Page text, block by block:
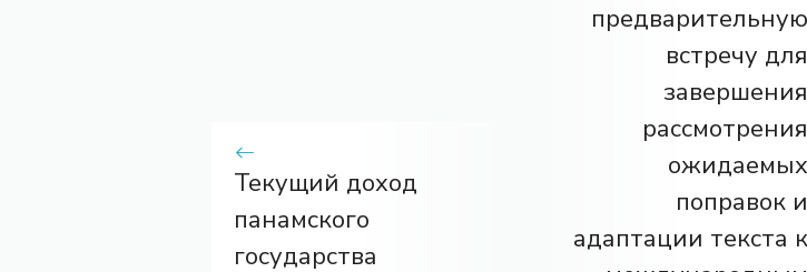
Текущий доход
панамского
государства
предварительную
встречу для
завершения
рассмотрения
ожидаемых
поправок и
адаптации текста к